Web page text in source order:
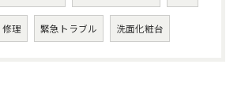
修理 緊急トラブル 洗面化粧台